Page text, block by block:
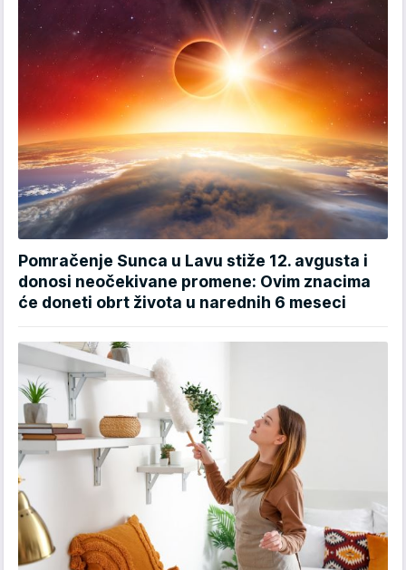
Pomračenje Sunca u Lavu stiže 12. avgusta i
donosi neočekivane promene: Ovim znacima
će doneti obrt života u narednih 6 meseci